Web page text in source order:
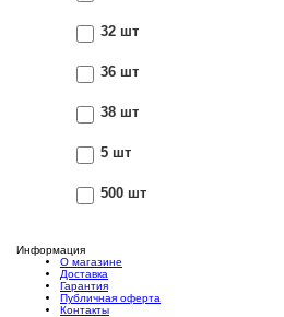
32 шт
36 шт
38 шт
5 шт
500 шт
Информация
О магазине
Доставка
Гарантия
Публичная оферта
Контакты